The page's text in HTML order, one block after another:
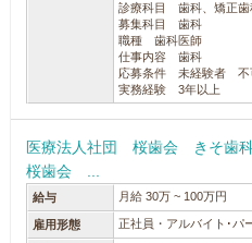
診療科目 歯科、矯正歯
募集科目 歯科
職種 歯科医師
仕事内容 歯科
応募条件 未経験者 不
実務経験 3年以上
医療法人社団 桜歯会 きそ歯
桜歯会 ...
給与 月給 30万 ~ 100万円
雇用形態 正社員・アルバイト･パ